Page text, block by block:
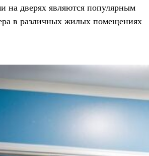
на дверях являются популярным
в различных жилых помещениях